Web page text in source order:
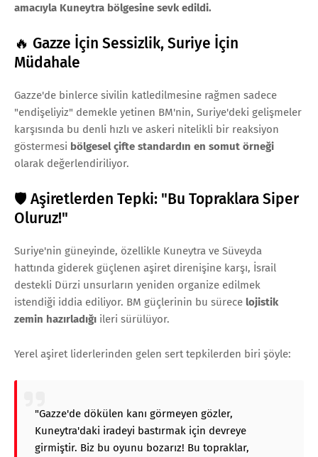
amacıyla Kuneytra bölgesine sevk edildi.
🔥 Gazze İçin Sessizlik, Suriye İçin
Müdahale
Gazze'de binlerce sivilin katledilmesine rağmen sadece
"endişeliyiz" demekle yetinen BM'nin, Suriye'deki gelişmeler
karşısında bu denli hızlı ve askeri nitelikli bir reaksiyon
göstermesi bölgesel çifte standardın en somut örneği
olarak değerlendiriliyor.
🛡️ Aşiretlerden Tepki: "Bu Topraklara Siper
Oluruz!"
Suriye'nin güneyinde, özellikle Kuneytra ve Süveyda
hattında giderek güçlenen aşiret direnişine karşı, İsrail
destekli Dürzi unsurların yeniden organize edilmek
istendiği iddia ediliyor. BM güçlerinin bu sürece lojistik
zemin hazırladığı ileri sürülüyor.
Yerel aşiret liderlerinden gelen sert tepkilerden biri şöyle:
"Gazze'de dökülen kanı görmeyen gözler,
Kuneytra'daki iradeyi bastırmak için devreye
girmiştir. Biz bu oyunu bozarız! Bu topraklar,